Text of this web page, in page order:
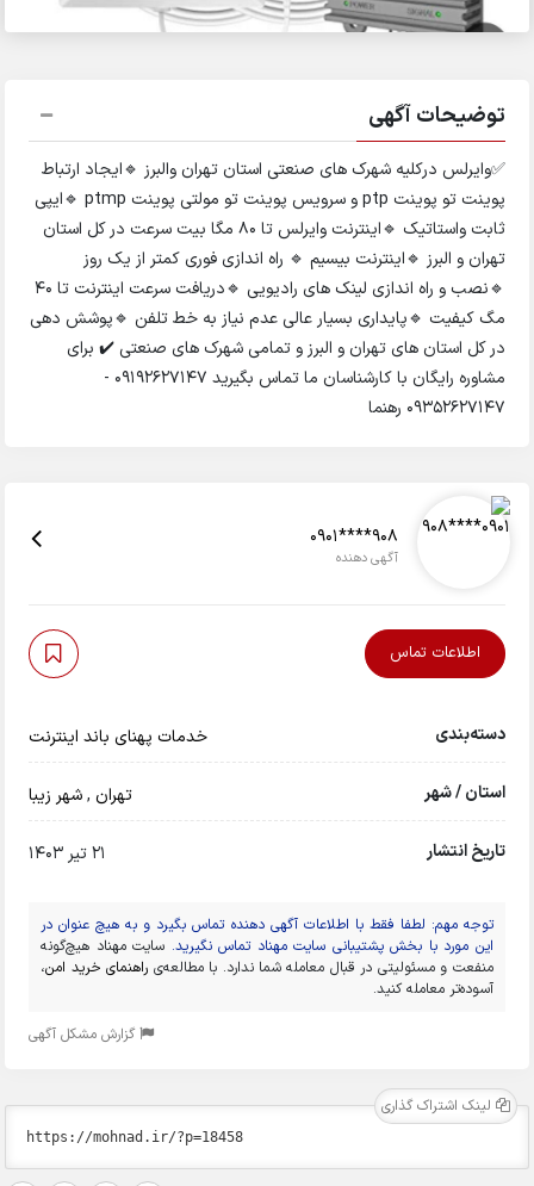
توضیحات آگهی
✅وایرلس درکلیه شهرک های صنعتی استان تهران والبرز 🔹ایجاد ارتباط
پوینت تو پوینت ptp و سرویس پوینت تو مولتی پوینت ptmp 🔹ایپی
ثابت واستاتیک 🔹اینترنت وایرلس تا 80 مگا بیت سرعت در کل استان
تهران و البرز 🔹اینترنت بیسیم 🔹 راه اندازی فوری کمتر از یک روز
🔹نصب و راه اندازی لینک های رادیویی 🔹دریافت سرعت اینترنت تا ۴۰
مگ کیفیت 🔹پایداری بسیار عالی عدم نیاز به خط تلفن 🔹پوشش دهی
در کل استان های تهران و البرز و تمامی شهرک های صنعتی ✔️ برای
مشاوره رایگان با کارشناسان ما تماس بگیرید 09192627147 -
09352627147 رهنما
0901****908
آگهی دهنده
اطلاعات تماس
دسته‌بندی خدمات پهنای باند اینترنت
استان / شهر تهران,شهر زیبا
تاریخ انتشار 21 تیر 1403
توجه مهم: لطفا فقط با اطلاعات آگهی دهنده تماس بگیرد و به هیچ عنوان در
این مورد با بخش پشتیبانی سایت مهناد تماس نگیرید. سایت مهناد هیچ‌گونه
منفعت و مسئولیتی در قبال معامله شما ندارد. با مطالعه‌ی راهنمای خرید امن،
آسوده‌تر معامله کنید.
گزارش مشکل آگهی
لینک اشتراک گذاری